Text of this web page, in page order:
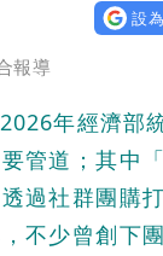
設為
報導
年經濟
管道；其中
過社群團購
不少曾創下